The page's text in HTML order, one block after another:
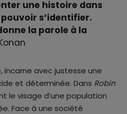
une histoire dans
s’identifier.
la parole à la
incarne avec justesse une
et déterminée. Dans Robin
le visage d’une population
Face à une société